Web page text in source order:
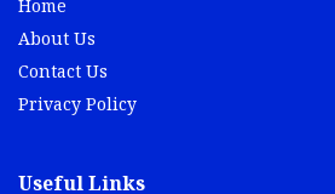
Home
About Us
Contact Us
Privacy Policy
Useful Links